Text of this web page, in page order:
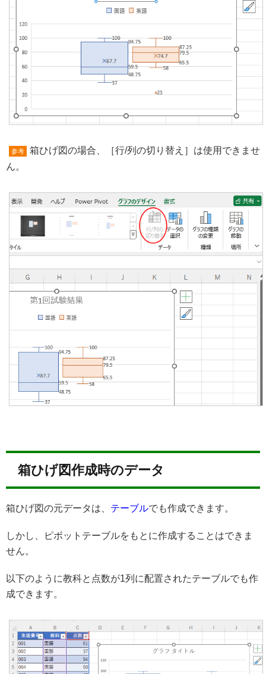
参考
箱ひげ図の場合、［行/列の切り替え］は使用できませ
ん。
箱ひげ図作成時のデータ
箱ひげ図の元データは、 テーブルでも作成できます。
しかし、ピボットテーブルをもとに作成することはできま
せん。
以下のように教科と点数が1列に配置されたテーブルでも作
成できます。